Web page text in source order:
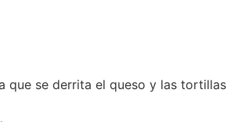
que se derrita el queso y las tortillas